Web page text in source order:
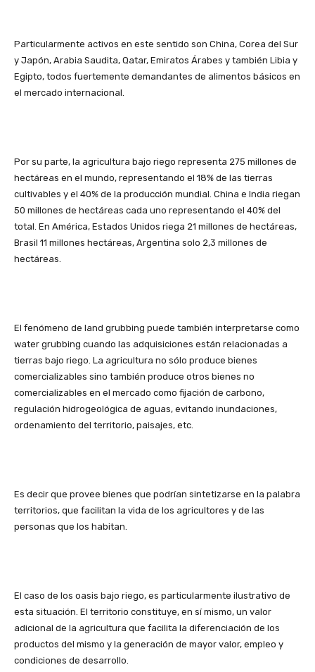
Particularmente activos en este sentido son China, Corea del Sur
y Japón, Arabia Saudita, Qatar, Emiratos Árabes y también Libia y
Egipto, todos fuertemente demandantes de alimentos básicos en
el mercado internacional.
Por su parte, la agricultura bajo riego representa 275 millones de
hectáreas en el mundo, representando el 18% de las tierras
cultivables y el 40% de la producción mundial. China e India riegan
50 millones de hectáreas cada uno representando el 40% del
total. En América, Estados Unidos riega 21 millones de hectáreas,
Brasil 11 millones hectáreas, Argentina solo 2,3 millones de
hectáreas.
El fenómeno de land grubbing puede también interpretarse como
water grubbing cuando las adquisiciones están relacionadas a
tierras bajo riego. La agricultura no sólo produce bienes
comercializables sino también produce otros bienes no
comercializables en el mercado como fijación de carbono,
regulación hidrogeológica de aguas, evitando inundaciones,
ordenamiento del territorio, paisajes, etc.
Es decir que provee bienes que podrían sintetizarse en la palabra
territorios, que facilitan la vida de los agricultores y de las
personas que los habitan.
El caso de los oasis bajo riego, es particularmente ilustrativo de
esta situación. El territorio constituye, en sí mismo, un valor
adicional de la agricultura que facilita la diferenciación de los
productos del mismo y la generación de mayor valor, empleo y
condiciones de desarrollo.